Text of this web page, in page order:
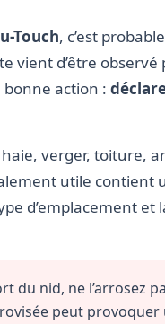
Touch, c’est
d’être observé
bonne action :
verger, toiture,
utile contient
d’emplacement et
du nid, ne l’arrosez
peut provoquer